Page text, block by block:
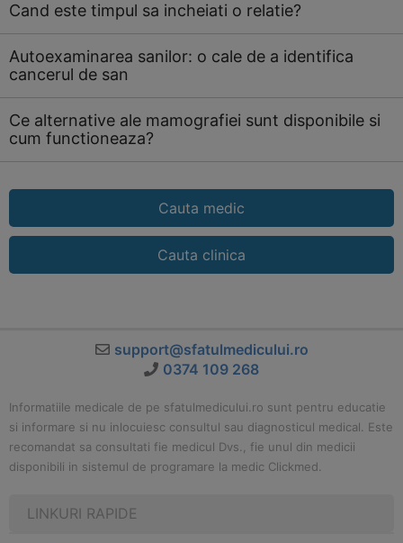
Cand este timpul sa incheiati o relatie?
Autoexaminarea sanilor: o cale de a identifica
cancerul de san
Ce alternative ale mamografiei sunt disponibile si
cum functioneaza?
Cauta medic
Cauta clinica
support@sfatulmedicului.ro
0374 109 268
Informatiile medicale de pe sfatulmedicului.ro sunt pentru educatie
si informare si nu inlocuiesc consultul sau diagnosticul medical. Este
recomandat sa consultati fie medicul Dvs., fie unul din medicii
disponibili in sistemul de programare la medic Clickmed.
LINKURI RAPIDE